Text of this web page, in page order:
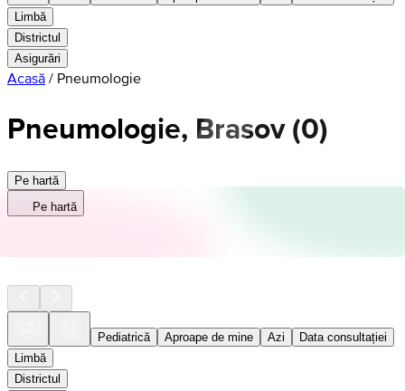
Limbă
Districtul
Asigurări
Acasă / Pneumologie
Pneumologie, Brasov(0)
Pe hartă
Pe hartă
Pediatrică Aproape de mine Azi
Data consultației
Limbă
Districtul